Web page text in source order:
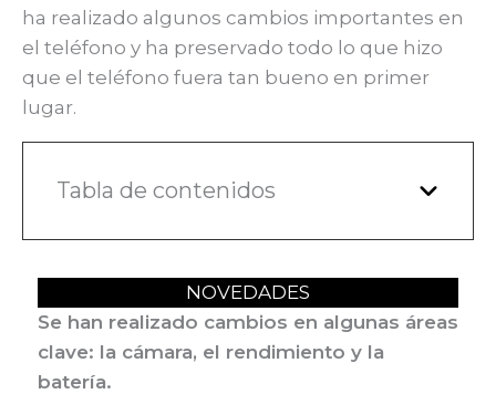
ha realizado algunos cambios importantes en
el teléfono y ha preservado todo lo que hizo
que el teléfono fuera tan bueno en primer
lugar.
Tabla de contenidos
NOVEDADES
Se han realizado cambios en algunas áreas
clave: la cámara, el rendimiento y la
batería.